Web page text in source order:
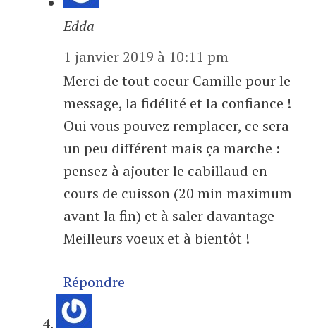
Edda
1 janvier 2019 à 10:11 pm
Merci de tout coeur Camille pour le
message, la fidélité et la confiance !
Oui vous pouvez remplacer, ce sera
un peu différent mais ça marche :
pensez à ajouter le cabillaud en
cours de cuisson (20 min maximum
avant la fin) et à saler davantage
Meilleurs voeux et à bientôt !
Répondre